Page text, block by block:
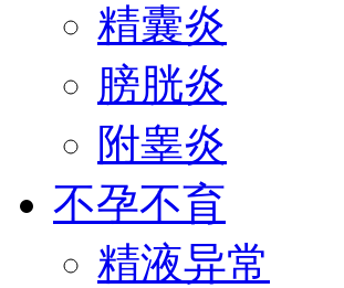
精囊炎
膀胱炎
附睾炎
不孕不育
精液异常